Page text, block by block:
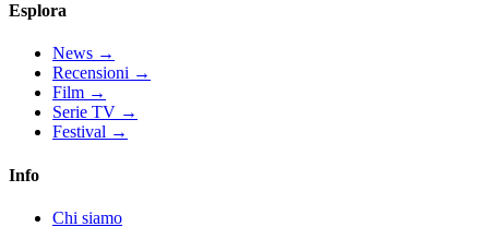
Esplora
News →
Recensioni →
Film →
Serie TV →
Festival →
Info
Chi siamo